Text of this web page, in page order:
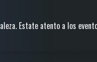
Estate atento a los